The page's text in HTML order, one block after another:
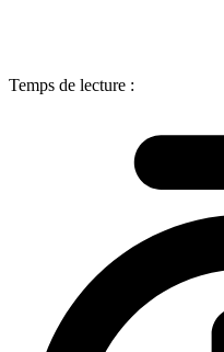
Temps de lecture :